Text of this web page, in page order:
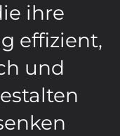
ihre
effizient,
und